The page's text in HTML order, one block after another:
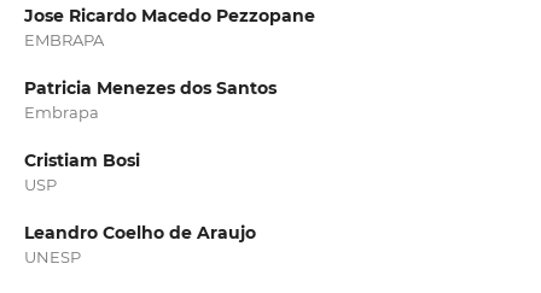
Jose Ricardo Macedo Pezzopane
EMBRAPA
Patricia Menezes dos Santos
Embrapa
Cristiam Bosi
USP
Leandro Coelho de Araujo
UNESP